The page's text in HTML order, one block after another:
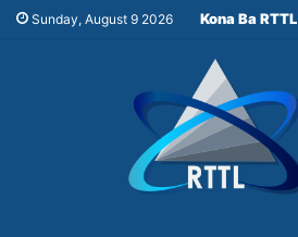
Sunday, August 9 2026 Kona Ba RTTL